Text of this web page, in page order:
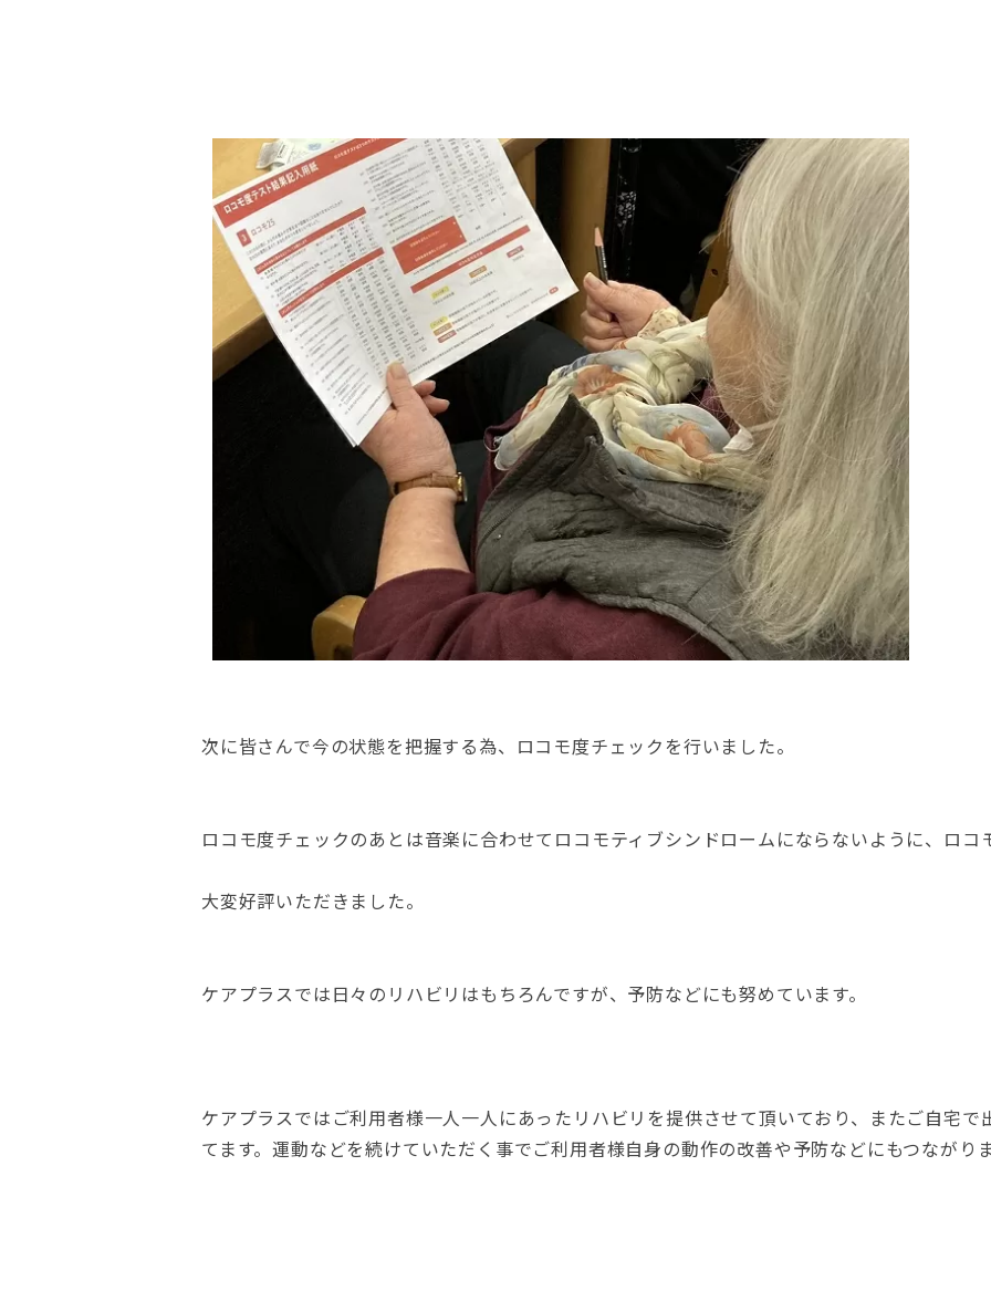
次に皆さんで今の状態を把握する為、ロコモ度チェックを行いました。
ロコモ度チェックのあとは音楽に合わせてロコモティブシンドロームにならないように、ロコ
大変好評いただきました。
ケアプラスでは日々のリハビリはもちろんですが、予防などにも努めています。
ケアプラスではご利用者様一人一人にあったリハビリを提供させて頂いており、またご自宅
てます。運動などを続けていただく事でご利用者様自身の動作の改善や予防などにもつながりま